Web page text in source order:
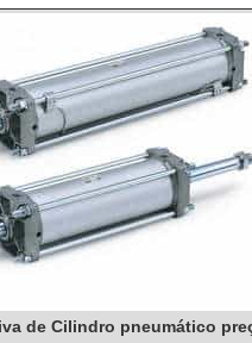
de Cilindro pneumático